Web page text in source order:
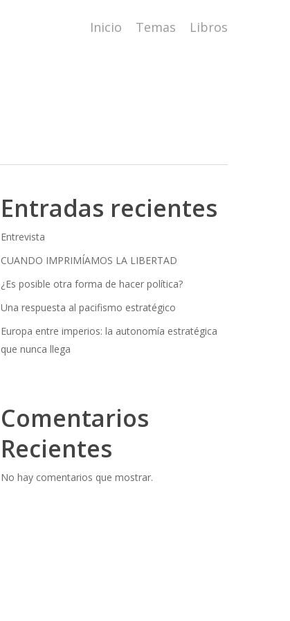
Inicio Temas Libros
Entradas recientes
Entrevista
CUANDO IMPRIMÍAMOS LA LIBERTAD
¿Es posible otra forma de hacer política?
Una respuesta al pacifismo estratégico
Europa entre imperios: la autonomía estratégica
que nunca llega
Comentarios
Recientes
No hay comentarios que mostrar.